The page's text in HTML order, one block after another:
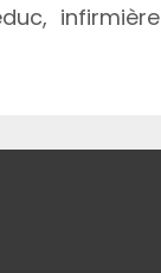
infirmière